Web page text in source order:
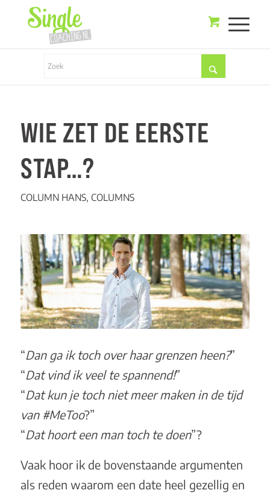
WIE ZET DE EERSTE
STAP…?
COLUMN HANS, COLUMNS
“Dan ga ik toch over haar grenzen heen?”
“Dat vind ik veel te spannend!”
“Dat kun je toch niet meer maken in de tijd
van #MeToo?”
“Dat hoort een man toch te doen”?
Vaak hoor ik de bovenstaande argumenten
als reden waarom een date heel gezellig en